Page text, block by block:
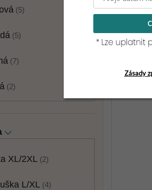
5
5
7
2
XL/2XL 2
L/XL 4
Zásady